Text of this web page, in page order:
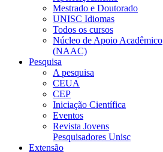
Mestrado e Doutorado
UNISC Idiomas
Todos os cursos
Núcleo de Apoio Acadêmico
(NAAC)
Pesquisa
A pesquisa
CEUA
CEP
Iniciação Científica
Eventos
Revista Jovens
Pesquisadores Unisc
Extensão